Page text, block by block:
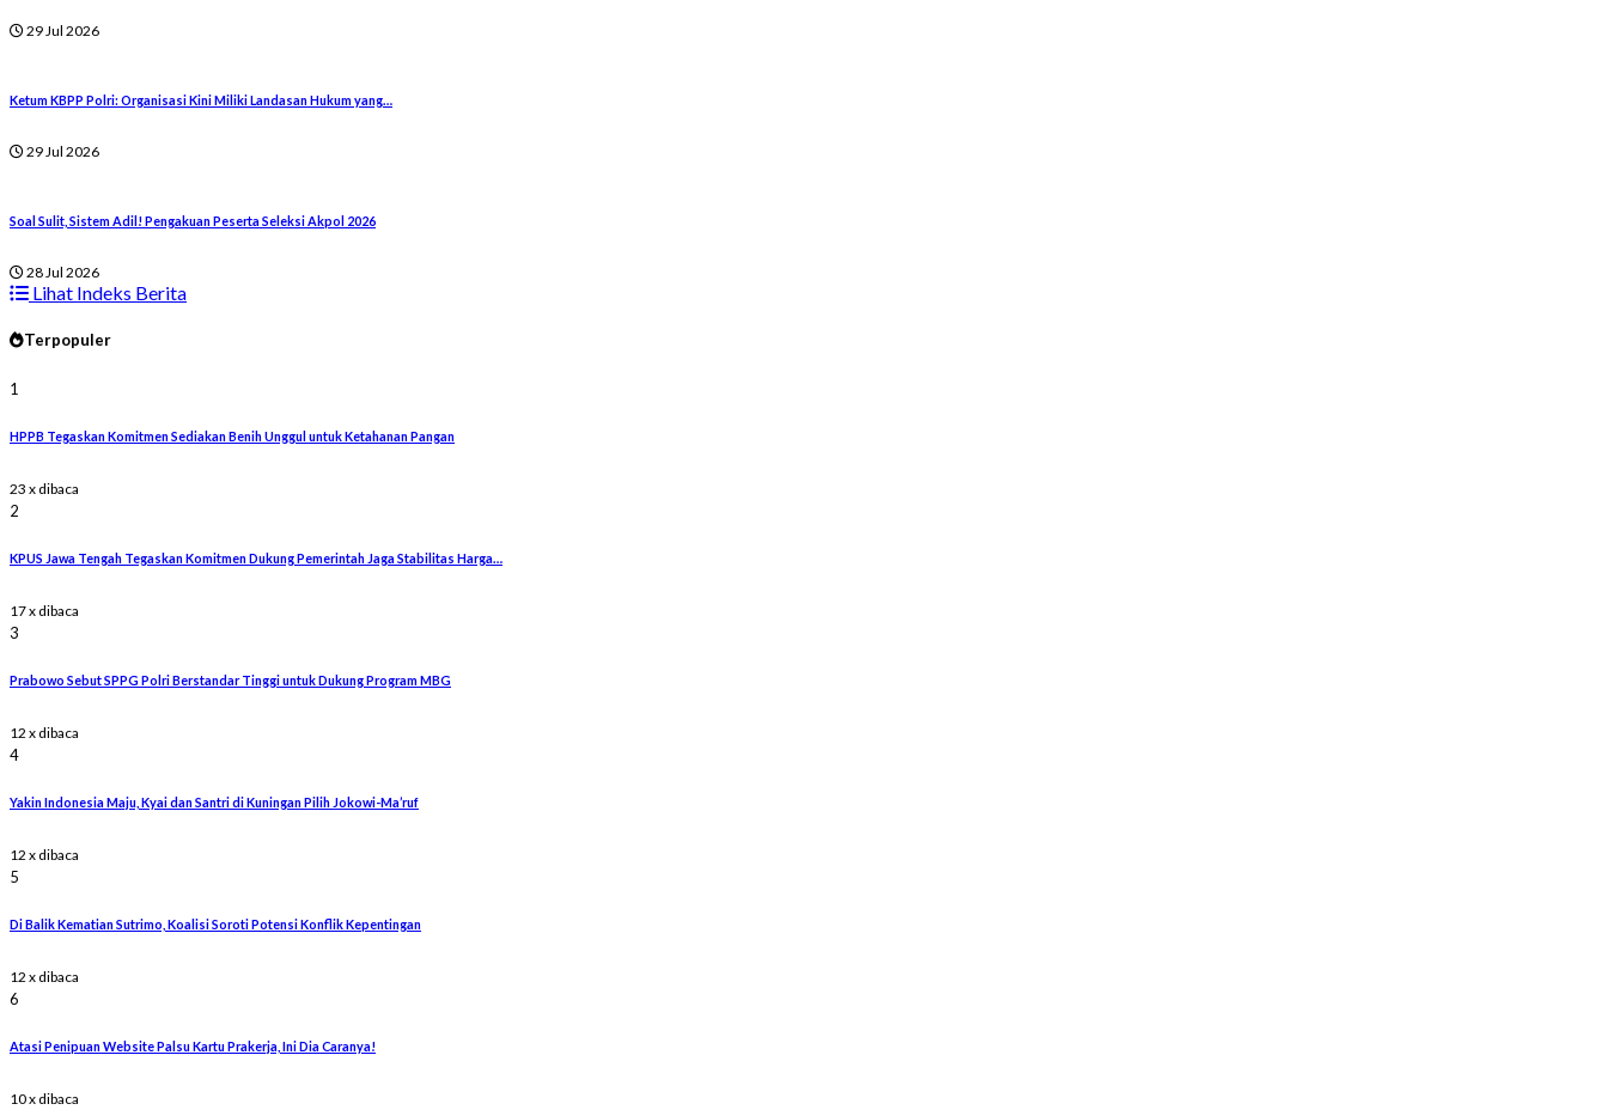
29 Jul 2026
Ketum KBPP Polri: Organisasi Kini Miliki Landasan Hukum yang…
29 Jul 2026
Soal Sulit, Sistem Adil! Pengakuan Peserta Seleksi Akpol 2026
28 Jul 2026
Lihat Indeks Berita
Terpopuler
1
HPPB Tegaskan Komitmen Sediakan Benih Unggul untuk Ketahanan Pangan
23 x dibaca
2
KPUS Jawa Tengah Tegaskan Komitmen Dukung Pemerintah Jaga Stabilitas Harga…
17 x dibaca
3
Prabowo Sebut SPPG Polri Berstandar Tinggi untuk Dukung Program MBG
12 x dibaca
4
Yakin Indonesia Maju, Kyai dan Santri di Kuningan Pilih Jokowi-Ma’ruf
12 x dibaca
5
Di Balik Kematian Sutrimo, Koalisi Soroti Potensi Konflik Kepentingan
12 x dibaca
6
Atasi Penipuan Website Palsu Kartu Prakerja, Ini Dia Caranya!
10 x dibaca